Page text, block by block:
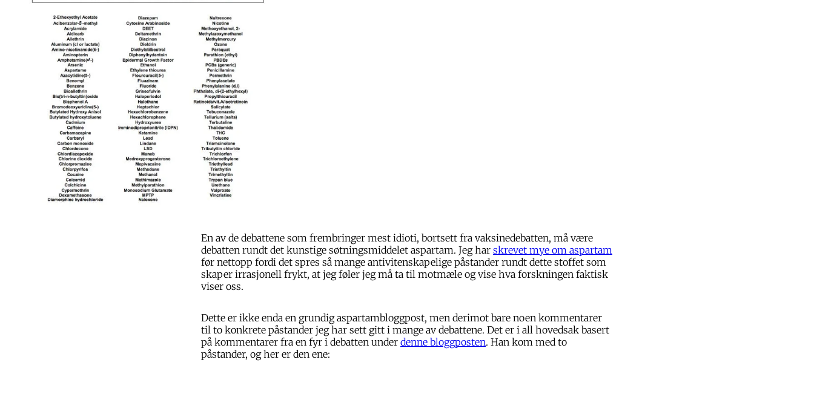
En av de debattene som frembringer mest idioti, bortsett fra vaksinedebatten, må være
debatten rundt det kunstige søtningsmiddelet aspartam. Jeg har skrevet mye om aspartam
før nettopp fordi det spres så mange antivitenskapelige påstander rundt dette stoffet som
skaper irrasjonell frykt, at jeg føler jeg må ta til motmæle og vise hva forskningen faktisk
viser oss.
Dette er ikke enda en grundig aspartambloggpost, men derimot bare noen kommentarer
til to konkrete påstander jeg har sett gitt i mange av debattene. Det er i all hovedsak basert
på kommentarer fra en fyr i debatten under denne bloggposten. Han kom med to
påstander, og her er den ene: